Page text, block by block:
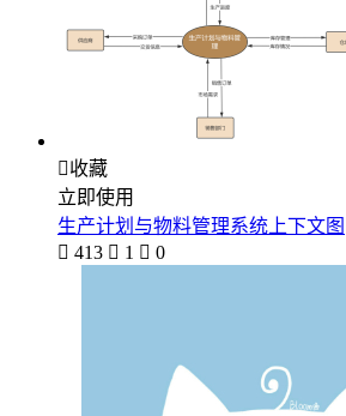
收藏
立即使用
生产计划与物料管理系统上下文图
 413  1  0